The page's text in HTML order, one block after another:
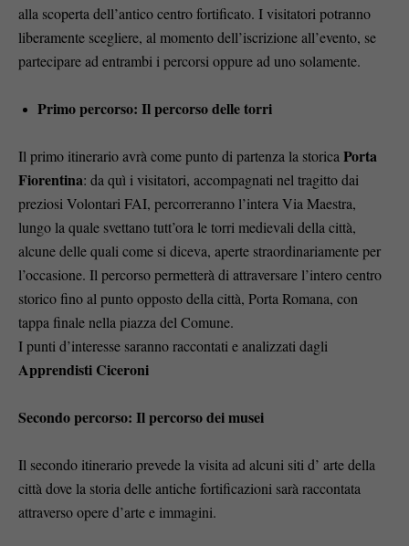
alla scoperta dell’antico centro fortificato. I visitatori potranno
liberamente scegliere, al momento dell’iscrizione all’evento, se
partecipare ad entrambi i percorsi oppure ad uno solamente.
Primo percorso: Il percorso delle torri
Il primo itinerario avrà come punto di partenza la storica Porta
Fiorentina: da quì i visitatori, accompagnati nel tragitto dai
preziosi Volontari FAI, percorreranno l’intera Via Maestra,
lungo la quale svettano tutt’ora le torri medievali della città,
alcune delle quali come si diceva, aperte straordinariamente per
l’occasione. Il percorso permetterà di attraversare l’intero centro
storico fino al punto opposto della città, Porta Romana, con
tappa finale nella piazza del Comune.
I punti d’interesse saranno raccontati e analizzati dagli
Apprendisti Ciceroni
Secondo percorso: Il percorso dei musei
Il secondo itinerario prevede la visita ad alcuni siti d’ arte della
città dove la storia delle antiche fortificazioni sarà raccontata
attraverso opere d’arte e immagini.